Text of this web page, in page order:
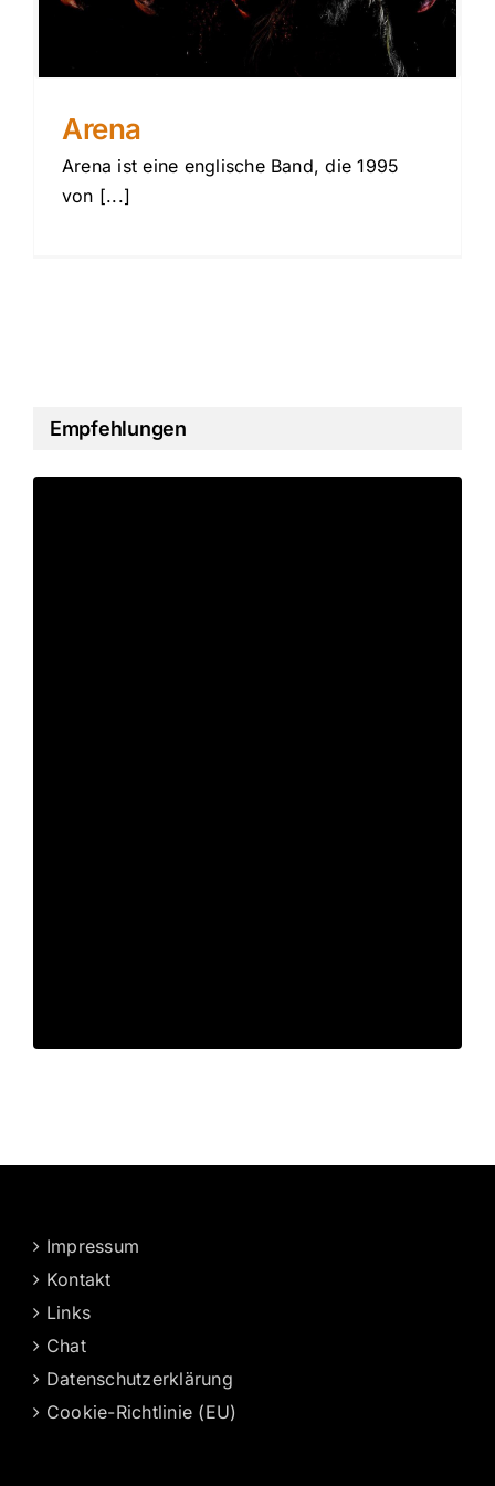
Arena
Arena ist eine englische Band, die 1995
von [...]
Empfehlungen
Impressum
Kontakt
Links
Chat
Datenschutzerklärung
Cookie-Richtlinie (EU)